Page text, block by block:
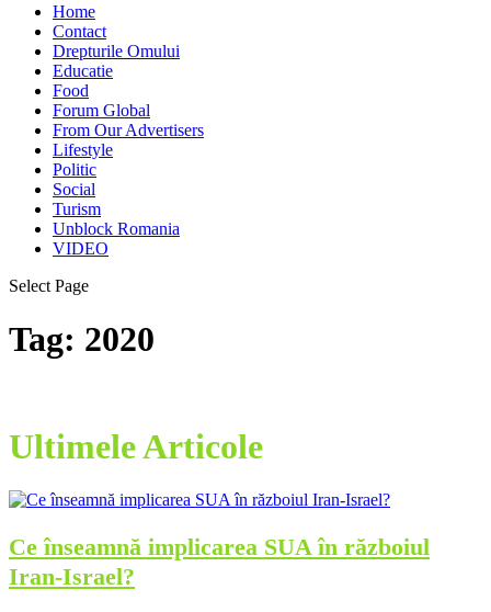
Home
Contact
Drepturile Omului
Educatie
Food
Forum Global
From Our Advertisers
Lifestyle
Politic
Social
Turism
Unblock Romania
VIDEO
Select Page
Tag: 2020
Ultimele Articole
Ce înseamnă implicarea SUA în războiul
Iran-Israel?